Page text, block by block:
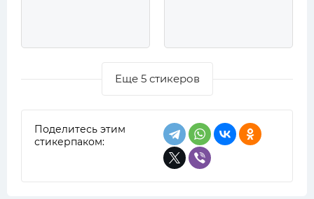
Еще 5 стикеров
Поделитесь этим
стикерпаком: